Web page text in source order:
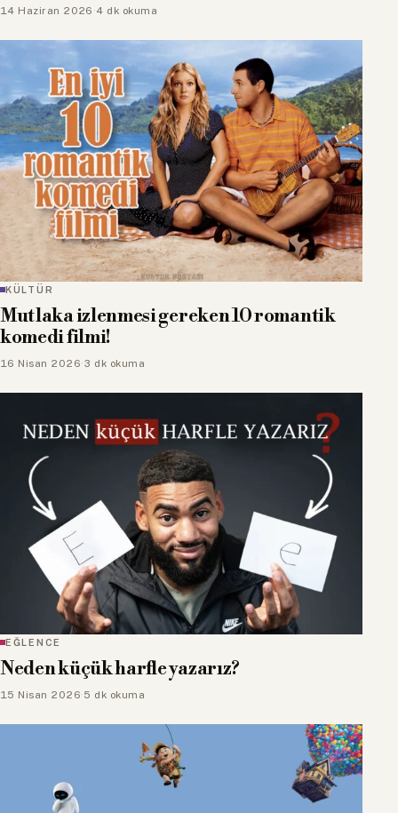
14 Haziran 2026 ·4 dk okuma
KÜLTÜR
Mutlaka izlenmesi gereken 10 romantik
komedi filmi!
16 Nisan 2026·3 dk okuma
EĞLENCE
Neden küçük harfle yazarız?
15 Nisan 2026·5 dk okuma